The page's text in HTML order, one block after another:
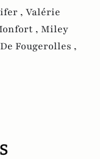
, Valérie
, Miley
Fougerolles ,